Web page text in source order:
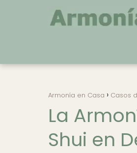
Armonía en Casa Casos
La
Shui en